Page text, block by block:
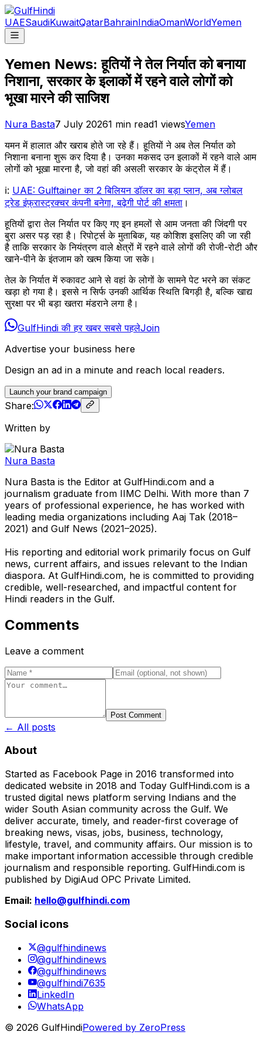
UAESaudiKuwaitQatarBahrainIndiaOmanWorldYemen
Yemen News: हूतियों ने तेल निर्यात को बनाया
निशाना, सरकार के इलाकों में रहने वाले लोगों को
भूखा मारने की साजिश
Nura Basta7 July 20261 min read1 viewsYemen
यमन में हालात और खराब होते जा रहे हैं। हूतियों ने अब तेल निर्यात को
निशाना बनाना शुरू कर दिया है। उनका मकसद उन इलाकों में रहने वाले आम
लोगों को भूखा मारना है, जो वहां की असली सरकार के कंट्रोल में हैं।
ℹ: UAE: Gulftainer का 2 बिलियन डॉलर का बड़ा प्लान, अब ग्लोबल
ट्रेड इंफ्रास्ट्रक्चर कंपनी बनेगा, बढ़ेगी पोर्ट की क्षमता ।
हूतियों द्वारा तेल निर्यात पर किए गए इन हमलों से आम जनता की जिंदगी पर
बुरा असर पड़ रहा है। रिपोर्ट्स के मुताबिक, यह कोशिश इसलिए की जा रही
है ताकि सरकार के नियंत्रण वाले क्षेत्रों में रहने वाले लोगों की रोजी-रोटी और
खाने-पीने के इंतजाम को खत्म किया जा सके।
तेल के निर्यात में रुकावट आने से वहां के लोगों के सामने पेट भरने का संकट
खड़ा हो गया है। इससे न सिर्फ उनकी आर्थिक स्थिति बिगड़ी है, बल्कि खाद्य
सुरक्षा पर भी बड़ा खतरा मंडराने लगा है।
GulfHindi की हर खबर सबसे पहलेJoin
Advertise your business here
Design an ad in a minute and reach local readers.
Launch your brand campaign
Share:
Written by
Nura Basta
Nura Basta is the Editor at GulfHindi.com and a
journalism graduate from IIMC Delhi. With more than 7
years of professional experience, he has worked with
leading media organizations including Aaj Tak (2018–
2021) and Gulf News (2021–2025).
His reporting and editorial work primarily focus on Gulf
news, current affairs, and issues relevant to the Indian
diaspora. At GulfHindi.com, he is committed to providing
credible, well-researched, and impactful content for
Hindi readers in the Gulf.
Comments
Leave a comment
Post Comment
← All posts
About
Started as Facebook Page in 2016 transformed into
dedicated website in 2018 and Today GulfHindi.com is a
trusted digital news platform serving Indians and the
wider South Asian community across the Gulf. We
deliver accurate, timely, and reader-first coverage of
breaking news, visas, jobs, business, technology,
lifestyle, travel, and community affairs. Our mission is to
make important information accessible through credible
journalism and responsible reporting. GulfHindi.com is
published by DigiAud OPC Private Limited.
Email: hello@gulfhindi.com
Social icons
@gulfhindinews
@gulfhindinews
@gulfhindinews
@gulfhindi7635
LinkedIn
WhatsApp
© 2026 GulfHindiPowered by ZeroPress